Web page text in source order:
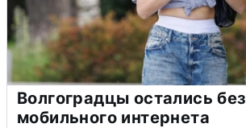
Волгоградцы остались без
мобильного интернета